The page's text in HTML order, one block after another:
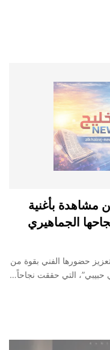
تحقق 3 ملايين مشاهدة بأغنية
الجماهيري
تعزيز حضورها الفني بقوة من
حبيبي”، التي حققت نجاحاً…